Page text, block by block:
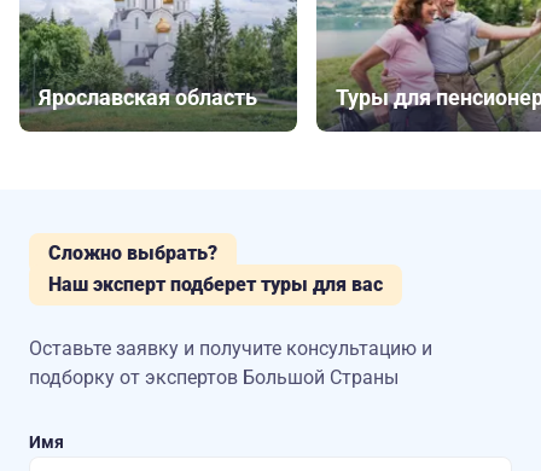
Ярославская область Туры для
Сложно выбрать?
Наш эксперт подберет туры для вас
Оставьте заявку и получите консультацию и
подборку от экспертов Большой Страны
Имя